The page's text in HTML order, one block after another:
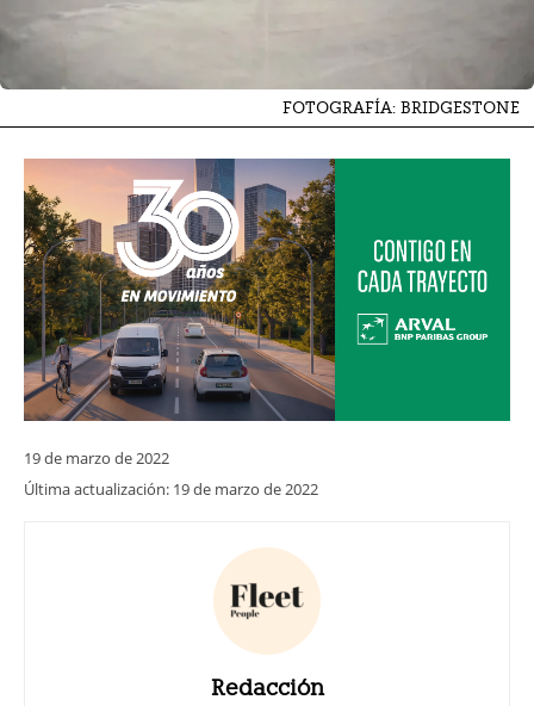
FOTOGRAFÍA: BRIDGESTONE
19 de marzo de 2022
Última actualización: 19 de marzo de 2022
Redacción